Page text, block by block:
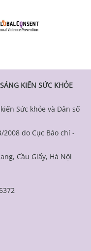
KIẾN SỨC KHỎE
Sức khỏe và Dân số
2008 do Cục Báo chí -
Cầu Giấy, Hà Nội